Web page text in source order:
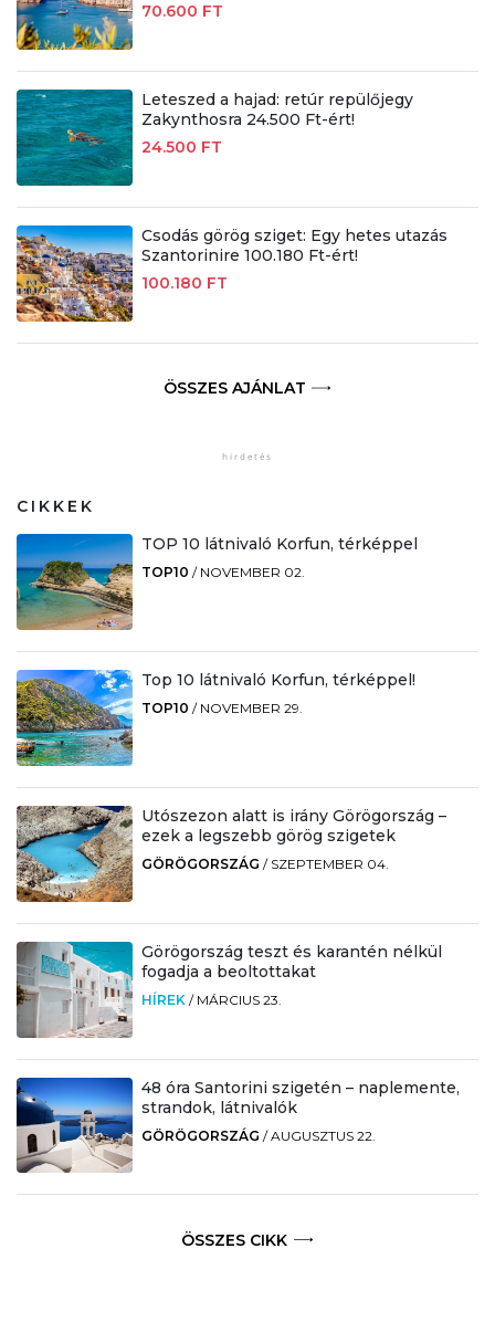
70.600 FT
Leteszed a hajad: retúr repülőjegy
Zakynthosra 24.500 Ft-ért!
24.500 FT
Csodás görög sziget: Egy hetes utazás
Szantorinire 100.180 Ft-ért!
100.180 FT
ÖSSZES AJÁNLAT
CIKKEK
TOP 10 látnivaló Korfun, térképpel
TOP10 / NOVEMBER 02.
Top 10 látnivaló Korfun, térképpel!
TOP10 / NOVEMBER 29.
Utószezon alatt is irány Görögország –
ezek a legszebb görög szigetek
GÖRÖGORSZÁG / SZEPTEMBER 04.
Görögország teszt és karantén nélkül
fogadja a beoltottakat
HÍREK / MÁRCIUS 23.
48 óra Santorini szigetén – naplemente,
strandok, látnivalók
GÖRÖGORSZÁG /AUGUSZTUS 22.
ÖSSZES CIKK